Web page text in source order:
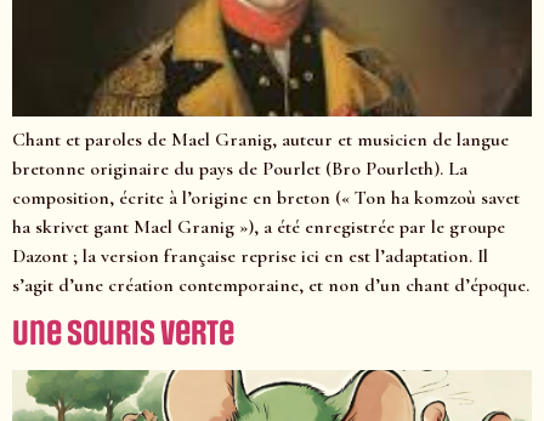
Chant et paroles de Mael Granig, auteur et musicien de langue
bretonne originaire du pays de Pourlet (Bro Pourleth). La
composition, écrite à l’origine en breton (« Ton ha komzoù savet
ha skrivet gant Mael Granig »), a été enregistrée par le groupe
Dazont ; la version française reprise ici en est l’adaptation. Il
s’agit d’une création contemporaine, et non d’un chant d’époque.
Une souris verte